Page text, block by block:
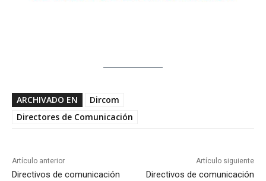
ARCHIVADO EN
Dircom
Directores de Comunicación
Artículo anterior
Directivos de comunicación
Artículo siguiente
Directivos de comunicación